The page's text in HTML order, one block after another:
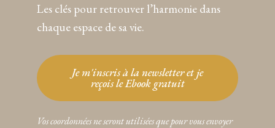
Les clés pour retrouver l’harmonie dans
chaque espace de sa vie.
Je m'inscris à la newsletter et je
reçois le Ebook gratuit
Vos coordonnées ne seront utilisées que pour vous envoyer